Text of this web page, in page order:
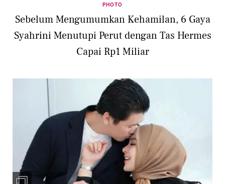
PHOTO
Sebelum Mengumumkan Kehamilan, 6 Gaya
Syahrini Menutupi Perut dengan Tas Hermes
Capai Rp1 Miliar